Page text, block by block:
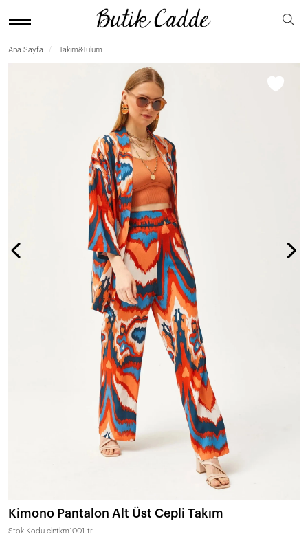
Ana Sayfa Takım&Tulum
Kimono Pantalon Alt Üst Cepli Takım
Stok Kodu clntkm1001-tr